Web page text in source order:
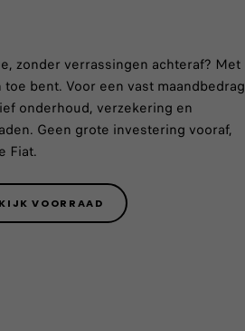
zonder verrassingen achteraf? Met
bent. Voor een vast maandbedrag
onderhoud, verzekering en
Geen grote investering vooraf,
Fiat.
VOORRAAD